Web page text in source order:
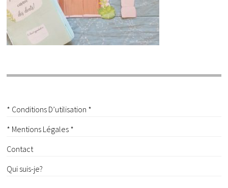
* Conditions D’utilisation *
* Mentions Légales *
Contact
Qui suis-je?